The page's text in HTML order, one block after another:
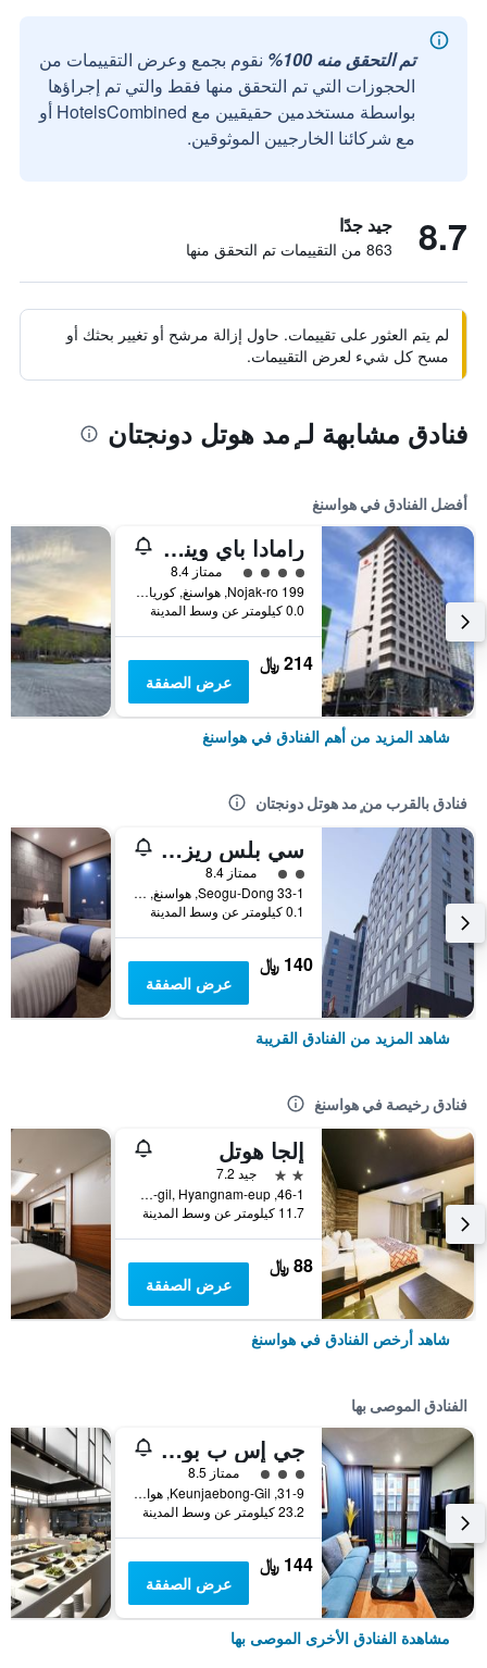
تم التحقق منه 100%
نقوم بجمع وعرض التقييمات من
الحجوزات التي تم التحقق منها فقط والتي تم إجراؤها
بواسطة مستخدمين حقيقيين مع HotelsCombined أو
مع شركائنا الخارجيين الموثوقين.
8.7 جيد جدًا
863 من التقييمات تم التحقق منها
لم يتم العثور على تقييمات. حاول إزالة مرشح أو تغيير بحثك أو
مسح كل شيء لعرض التقييمات.
فنادق مشابهة لـ ٕمد هوتل دونجتان
أفضل الفنادق في هواسنغ
رامادا باي ويندام دونجتان هوتل
تقييم فئة 4
ممتاز 8.4
199 Nojak-ro, هواسنغ, كوريا الجنوبية
0.0 كيلومتر عن وسط المدينة
214 ﷼
عرض الصفقة
شاهد المزيد من أهم الفنادق في هواسنغ
فنادق بالقرب من ٕمد هوتل دونجتان
سي بلس ريزيدنس
تقييم فئة 2
ممتاز 8.4
33-1 Seogu-Dong, هواسنغ, كوريا الجنوبية
0.1 كيلومتر عن وسط المدينة
140 ﷼
عرض الصفقة
شاهد المزيد من الفنادق القريبة
فنادق رخيصة في هواسنغ
إلجا هوتل
2 نجمتين
جيد 7.2
46-1, Pyeong 6-gil, Hyangnam-eup, هواسنغ, كوريا الجنوبية
11.7 كيلومتر عن وسط المدينة
88 ﷼
عرض الصفقة
شاهد أرخص الفنادق في هواسنغ
الفنادق الموصى بها
جي إس ب بوتيك هوتل دونجتان
تقييم فئة 3ممتاز 8.5
31-9, Keunjaebong-Gil, هواسنغ, كوريا الجنوبية
23.2 كيلومتر عن وسط المدينة
144 ﷼
عرض الصفقة
مشاهدة الفنادق الأخرى الموصى بها